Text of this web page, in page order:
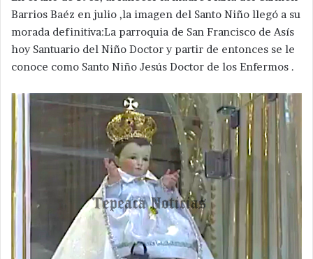
Barrios Baéz en julio ,la imagen del Santo Niño llegó a su
morada definitiva:La parroquia de San Francisco de Asís
hoy Santuario del Niño Doctor y partir de entonces se le
conoce como Santo Niño Jesús Doctor de los Enfermos .